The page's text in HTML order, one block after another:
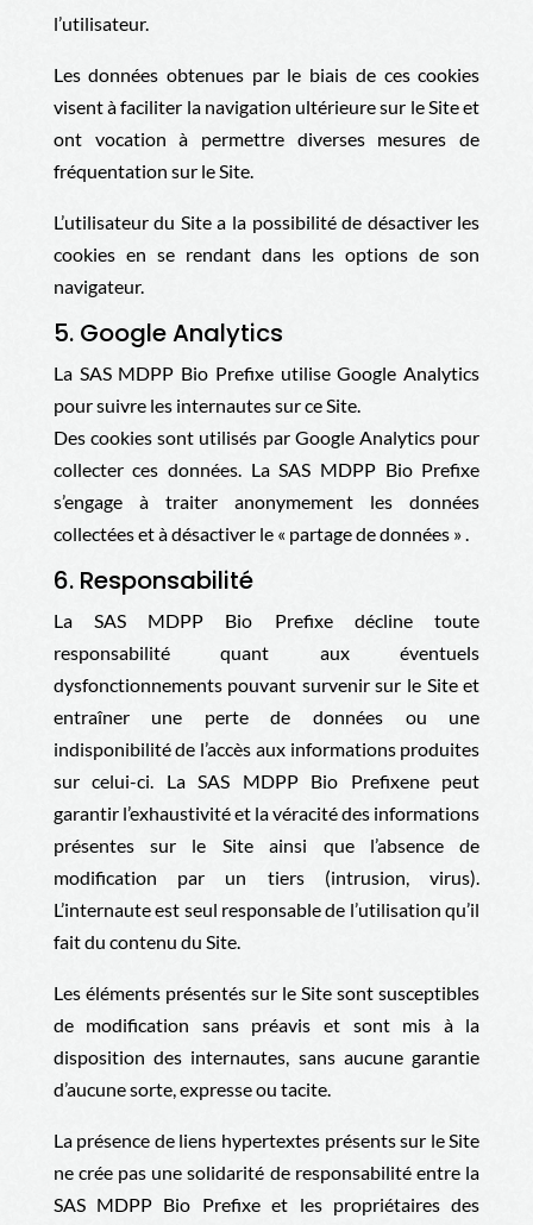
l’utilisateur.
Les données obtenues par le biais de ces cookies
visent à faciliter la navigation ultérieure sur le Site et
ont vocation à permettre diverses mesures de
fréquentation sur le Site.
L’utilisateur du Site a la possibilité de désactiver les
cookies en se rendant dans les options de son
navigateur.
5. Google Analytics
La SAS MDPP Bio Prefixeutilise Google Analytics
pour suivre les internautes sur ce Site.
Des cookies sont utilisés par Google Analytics pour
collecter ces données. La SAS MDPP Bio Prefixe
s’engage à traiter anonymement les données
collectées et à désactiver le « partage de données » .
6. Responsabilité
La SAS MDPP Bio Prefixedécline toute
responsabilité quant aux éventuels
dysfonctionnements pouvant survenir sur le Site et
entraîner une perte de données ou une
indisponibilité de l’accès aux informations produites
sur celui-ci. La SAS MDPP Bio Prefixene peut
garantir l’exhaustivité et la véracité des informations
présentes sur le Site ainsi que l’absence de
modification par un tiers (intrusion, virus).
L’internaute est seul responsable de l’utilisation qu’il
fait du contenu du Site.
Les éléments présentés sur le Site sont susceptibles
de modification sans préavis et sont mis à la
disposition des internautes, sans aucune garantie
d’aucune sorte, expresse ou tacite.
La présence de liens hypertextes présents sur le Site
ne crée pas une solidarité de responsabilité entre la
SAS MDPP Bio Prefixeet les propriétaires des